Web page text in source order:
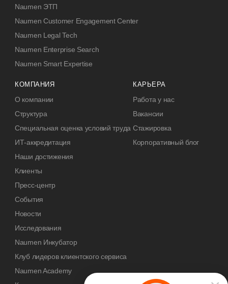
Naumen ЭТП
Naumen Customer Engagement Center
Naumen Legal Tech
Naumen Enterprise Search
Naumen Smart Expertise
КОМПАНИЯ
О компании
Структура
Специальная оценка условий труда
ИТ-аккредитация
Наши достижения
Клиенты
Пресс-центр
События
Новости
Исследования
Naumen Инкубатор
Клуб лидеров клиентского сервиса
Naumen Academy
КАРЬЕРА
Работа у нас
Вакансии
Стажировка
Корпоративный блог